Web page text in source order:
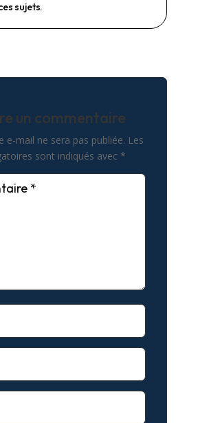
sujets.
un commentaire
e-mail ne sera pas publiée. Les
sont indiqués avec *